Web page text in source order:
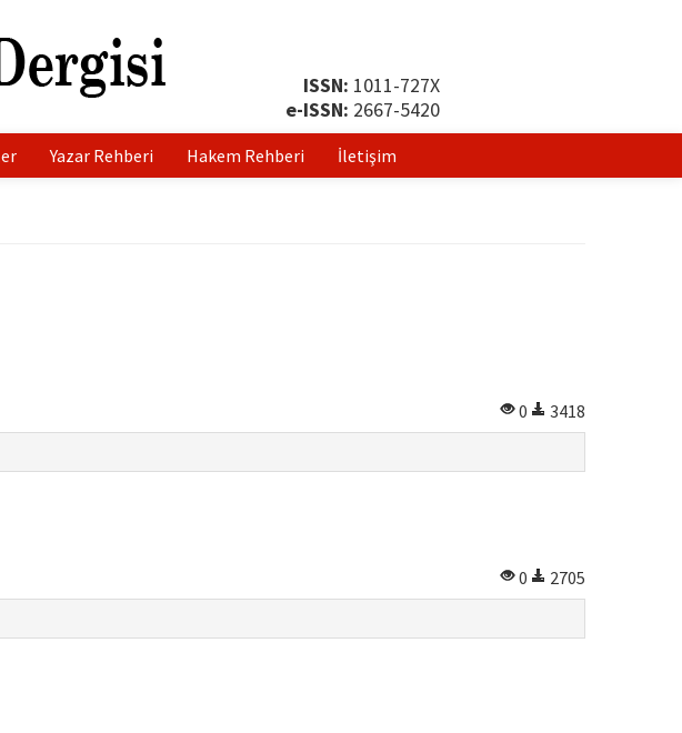
ISSN: 1011-727X
e-ISSN: 2667-5420
Yazar Rehberi Hakem Rehberi İletişim
0
3418
0
2705